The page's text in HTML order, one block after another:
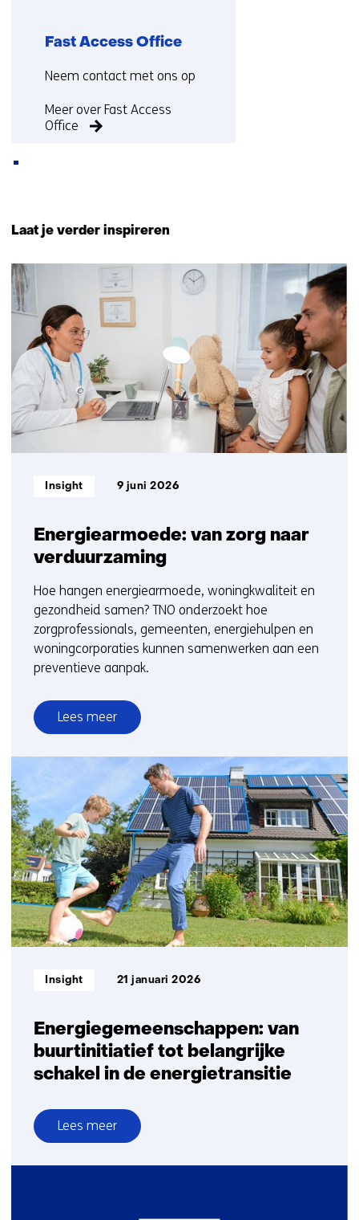
Fast Access Office
Functie:
Neem contact met ons op
Meer over Fast Access
Office
(Neem
contact
op)
Laat je verder inspireren
18
resultaten,
t/m
5
Energiearmoede: van zorg naar
verduurzaming
Informatietype:
Insight 9 juni 2026
Hoe hangen energiearmoede, woningkwaliteit en
gezondheid samen? TNO onderzoekt hoe
zorgprofessionals, gemeenten, energiehulpen en
woningcorporaties kunnen samenwerken aan een
preventieve aanpak.
Lees meer
over
Energiearmoede:
naar
verduurzaming
Energiegemeenschappen: van
buurtinitiatief tot belangrijke
schakel in de energietransitie
Informatietype:
Insight 21 januari 2026
Lees meer
over
Energiegemeenschappen: